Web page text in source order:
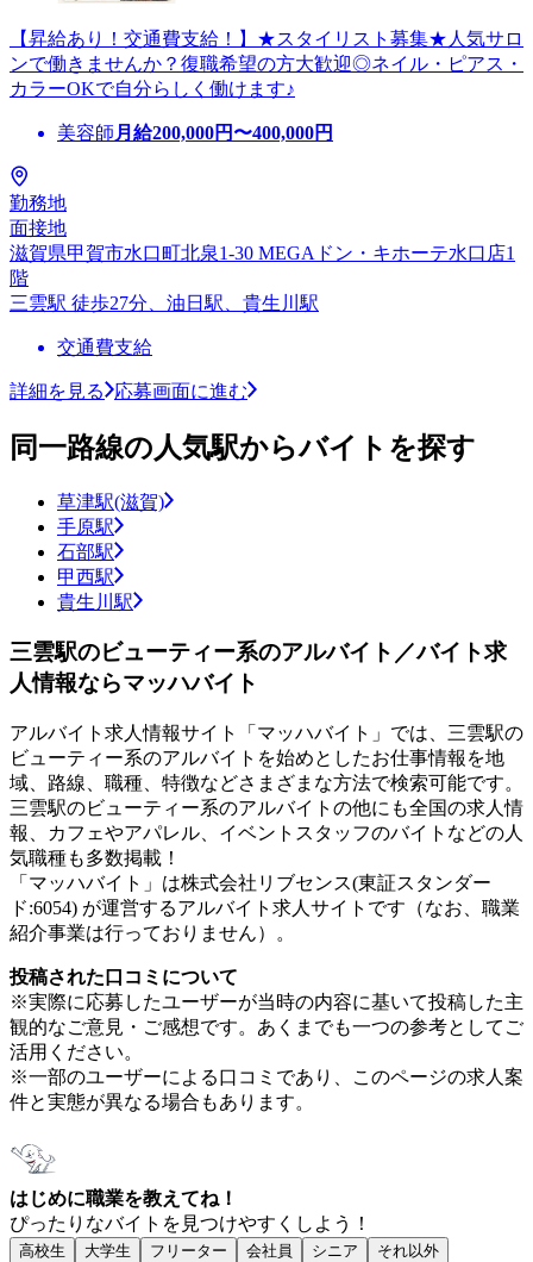
【昇給あり！交通費支給！】★スタイリスト募集★人気サロ
ンで働きませんか？復職希望の方大歓迎◎ネイル・ピアス・
カラーOKで自分らしく働けます♪
美容師 月給200,000円〜400,000円
勤務地
面接地
滋賀県甲賀市水口町北泉1-30 MEGAドン・キホーテ水口店1
階
三雲駅 徒歩27分、油日駅、貴生川駅
交通費支給
詳細を見る 応募画面に進む
同一路線の人気駅からバイトを探す
草津駅(滋賀)
手原駅
石部駅
甲西駅
貴生川駅
三雲駅のビューティー系のアルバイト／バイト求
人情報ならマッハバイト
アルバイト求人情報サイト「マッハバイト」では、三雲駅の
ビューティー系のアルバイトを始めとしたお仕事情報を地
域、路線、職種、特徴などさまざまな方法で検索可能です。
三雲駅のビューティー系のアルバイトの他にも全国の求人情
報、カフェやアパレル、イベントスタッフのバイトなどの人
気職種も多数掲載！
「マッハバイト」は株式会社リブセンス(東証スタンダー
ド:6054) が運営するアルバイト求人サイトです（なお、職業
紹介事業は行っておりません）。
投稿された口コミについて
※実際に応募したユーザーが当時の内容に基いて投稿した主
観的なご意見・ご感想です。あくまでも一つの参考としてご
活用ください。
※一部のユーザーによる口コミであり、このページの求人案
件と実態が異なる場合もあります。
はじめに職業を教えてね！
ぴったりなバイトを見つけやすくしよう！
高校生 大学生 フリーター 会社員 シニア
それ以外